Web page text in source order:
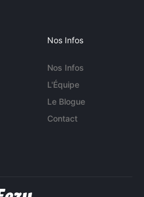
Nos Infos
Nos Infos
L'Équipe
Le Blogue
Contact